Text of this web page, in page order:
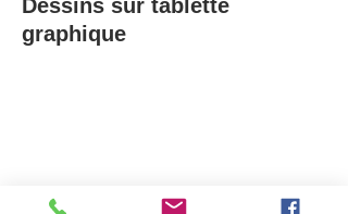
Dessins sur tablette
graphique